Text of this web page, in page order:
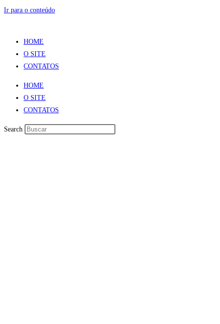
Ir para o conteúdo
HOME
O SITE
CONTATOS
HOME
O SITE
CONTATOS
Search